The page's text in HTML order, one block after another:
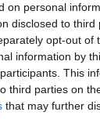
on personal
disclosed to third
opt-out of
information by
This
third parties on
that may further
įrašai
apie iš tėvų